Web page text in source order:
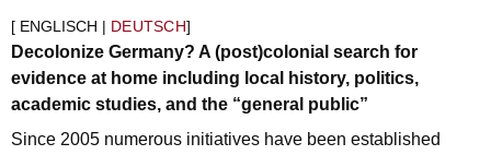
[ ENGLISCH | DEUTSCH]
Decolonize Germany? A (post)colonial search for
evidence at home including local history, politics,
academic studies, and the “general public”
Since 2005 numerous initiatives have been established